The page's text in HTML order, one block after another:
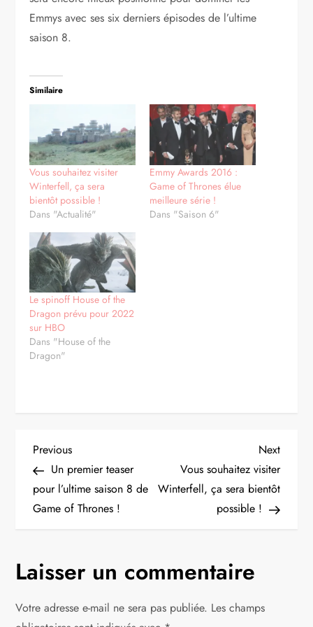
Emmys avec ses six derniers épisodes de l’ultime
saison 8.
Similaire
Vous souhaitez visiter
Winterfell, ça sera
bientôt possible !
Dans "Actualité"
Emmy Awards 2016 :
Game of Thrones élue
meilleure série !
Dans "Saison 6"
Le spinoff House of the
Dragon prévu pour 2022
sur HBO
Dans "House of the
Dragon"
N
a
v
g
Previous
Post
Previous
Un premier teaser
pour l’ultime saison 8 de
Game of Thrones !
Next
Post
Next
Vous souhaitez visiter
Winterfell, ça sera bientôt
possible !
Laisser un commentaire
Votre adresse e-mail ne sera pas publiée. Les champs